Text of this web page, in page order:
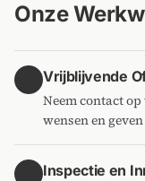
Onze
Vrijblijvende
Neem contact
wensen en
Inspectie en